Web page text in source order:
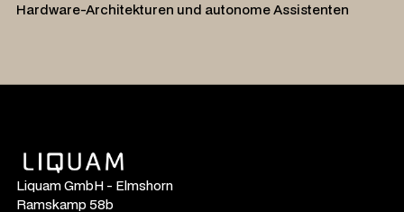
Hardware-Architekturen und autonome Assistenten
Liquam GmbH - Elmshorn
Ramskamp 58b